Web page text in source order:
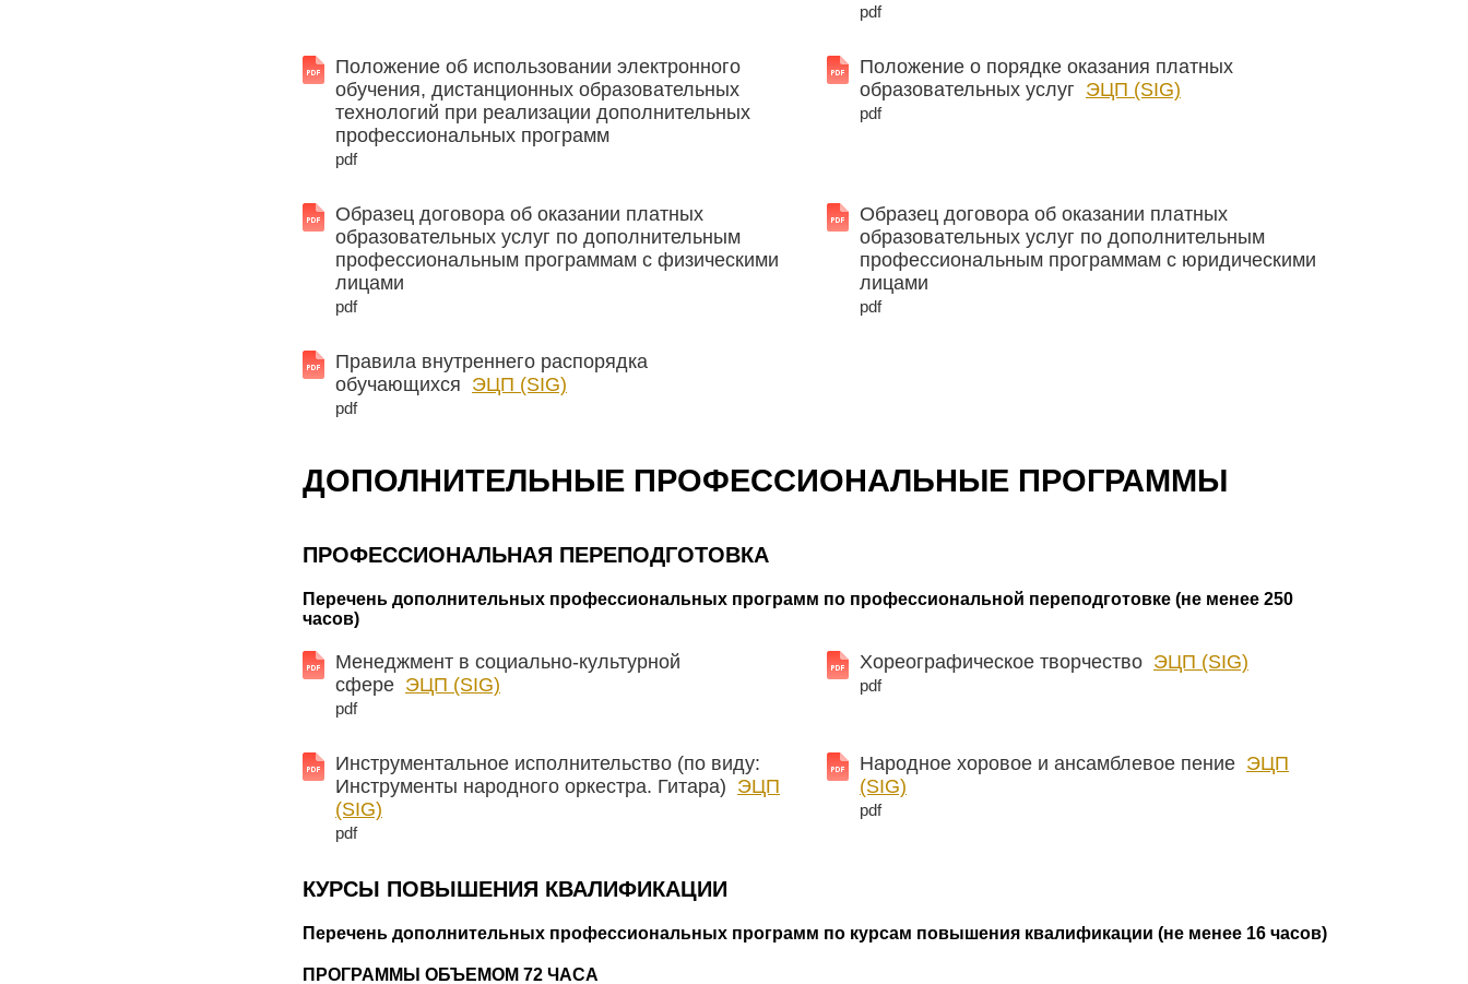
pdf
Положение об использовании электронного
обучения, дистанционных образовательных
технологий при реализации дополнительных
профессиональных программ
pdf
Положение о порядке оказания платных
образовательных услуг ЭЦП (SIG)
pdf
Образец договора об оказании платных
образовательных услуг по дополнительным
профессиональным программам с физическими
лицами
pdf
Образец договора об оказании платных
образовательных услуг по дополнительным
профессиональным программам с юридическими
лицами
pdf
Правила внутреннего распорядка
обучающихся ЭЦП (SIG)
pdf
ДОПОЛНИТЕЛЬНЫЕ ПРОФЕССИОНАЛЬНЫЕ ПРОГРАММЫ
ПРОФЕССИОНАЛЬНАЯ ПЕРЕПОДГОТОВКА
Перечень дополнительных профессиональных программ по профессиональной переподготовке (не менее 250
часов)
Менеджмент в социально-культурной
сфере ЭЦП (SIG)
pdf
Хореографическое творчество ЭЦП (SIG)
pdf
Инструментальное исполнительство (по виду:
Инструменты народного оркестра. Гитара) ЭЦП
(SIG)
pdf
Народное хоровое и ансамблевое пение ЭЦП
(SIG)
pdf
КУРСЫ ПОВЫШЕНИЯ КВАЛИФИКАЦИИ
Перечень дополнительных профессиональных программ по курсам повышения квалификации (не менее 16 часов)
ПРОГРАММЫ ОБЪЕМОМ 72 ЧАСА